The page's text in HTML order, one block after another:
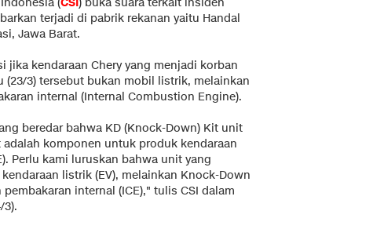
terjadi di pabrik rekanan yaitu Handal
Jawa Barat.
kendaraan Chery yang menjadi korban
3) tersebut bukan mobil listrik, melainkan
internal (Internal Combustion Engine).
beredar bahwa KD (Knock-Down) Kit unit
komponen untuk produk kendaraan
Perlu kami luruskan bahwa unit yang
listrik (EV), melainkan Knock-Down
internal (ICE)," tulis CSI dalam